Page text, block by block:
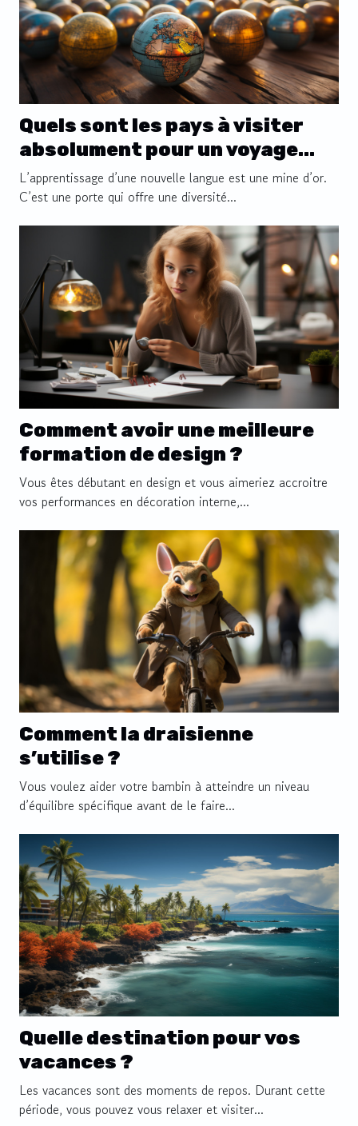
Quels sont les pays à visiter
absolument pour un voyage
linguistique
L’apprentissage d’une nouvelle langue est une mine d’or.
C’est une porte qui offre une diversité...
Comment avoir une meilleure
formation de design ?
Vous êtes débutant en design et vous aimeriez accroitre
vos performances en décoration interne,...
Comment la draisienne
s’utilise ?
Vous voulez aider votre bambin à atteindre un niveau
d’équilibre spécifique avant de le faire...
Quelle destination pour vos
vacances ?
Les vacances sont des moments de repos. Durant cette
période, vous pouvez vous relaxer et visiter...